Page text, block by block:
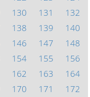
130 131
132
138 139
140
146 147
148
154 155
156
162 163
164
170 171
172